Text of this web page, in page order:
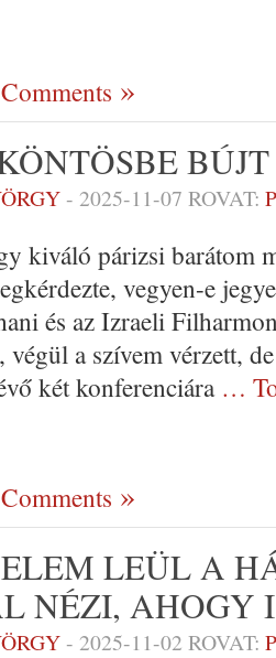
- 2025-11-07 ROVAT:
kiváló párizsi barátom
vegyen-e
és az Izraeli
a szívem vérzett,
két konferenciára …
LEÜL A
NÉZI, AHOGY
- 2025-11-02 ROVAT: